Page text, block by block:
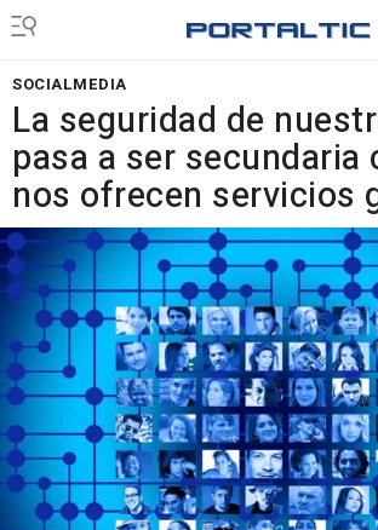
SOCIALMEDIA
La seguridad de
pasa a ser secundaria
nos ofrecen servicios